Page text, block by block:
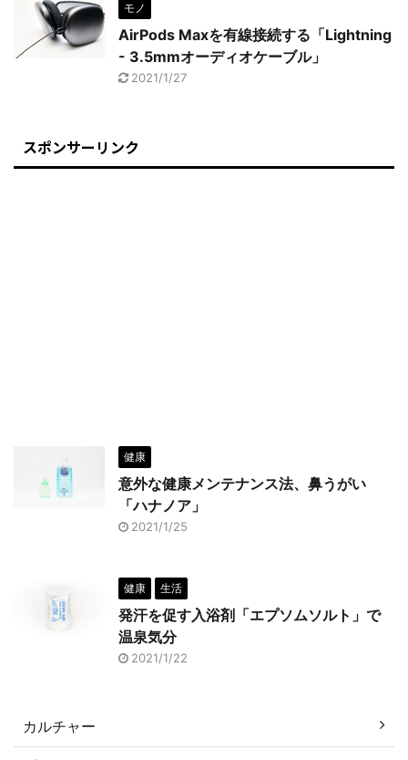
モノ
AirPods Maxを有線接続する「Lightning
- 3.5mmオーディオケーブル」
2021/1/27
スポンサーリンク
健康
意外な健康メンテナンス法、鼻うがい
「ハナノア」
2021/1/25
健康 生活
発汗を促す入浴剤「エプソムソルト」で
温泉気分
2021/1/22
カルチャー